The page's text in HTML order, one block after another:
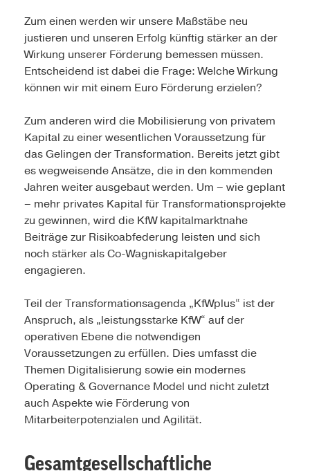
Zum einen werden wir unsere Maßstäbe neu
justieren und unseren Erfolg künftig stärker an der
Wirkung unserer Förderung bemessen müssen.
Entscheidend ist dabei die Frage: Welche Wirkung
können wir mit einem Euro Förderung erzielen?
Zum anderen wird die Mobilisierung von privatem
Kapital zu einer wesentlichen Voraussetzung für
das Gelingen der Transformation. Bereits jetzt gibt
es wegweisende Ansätze, die in den kommenden
Jahren weiter ausgebaut werden. Um – wie geplant
– mehr privates Kapital für Transformationsprojekte
zu gewinnen, wird die KfW kapitalmarktnahe
Beiträge zur Risikoabfederung leisten und sich
noch stärker als Co-Wagniskapitalgeber
engagieren.
Teil der Transformationsagenda „KfWplus“ ist der
Anspruch, als „leistungsstarke KfW“ auf der
operativen Ebene die notwendigen
Voraussetzungen zu erfüllen. Dies umfasst die
Themen Digitalisierung sowie ein modernes
Operating & Governance Model und nicht zuletzt
auch Aspekte wie Förderung von
Mitarbeiterpotenzialen und Agilität.
Gesamtgesellschaftliche